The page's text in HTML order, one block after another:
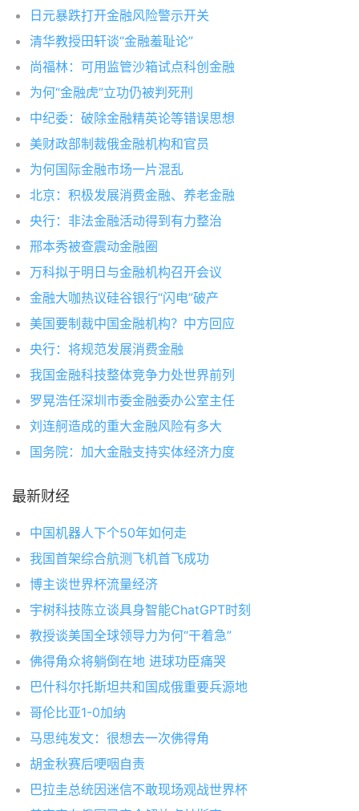
日元暴跌打开金融风险警示开关
清华教授田轩谈“金融羞耻论”
尚福林：可用监管沙箱试点科创金融
为何“金融虎”立功仍被判死刑
中纪委：破除金融精英论等错误思想
美财政部制裁俄金融机构和官员
为何国际金融市场一片混乱
北京：积极发展消费金融、养老金融
央行：非法金融活动得到有力整治
邢本秀被查震动金融圈
万科拟于明日与金融机构召开会议
金融大咖热议硅谷银行“闪电”破产
美国要制裁中国金融机构？中方回应
央行：将规范发展消费金融
我国金融科技整体竞争力处世界前列
罗晃浩任深圳市委金融委办公室主任
刘连舸造成的重大金融风险有多大
国务院：加大金融支持实体经济力度
最新财经
中国机器人下个50年如何走
我国首架综合航测飞机首飞成功
博主谈世界杯流量经济
宇树科技陈立谈具身智能ChatGPT时刻
教授谈美国全球领导力为何“干着急”
佛得角众将躺倒在地 进球功臣痛哭
巴什科尔托斯坦共和国成俄重要兵源地
哥伦比亚1-0加纳
马思纯发文：很想去一次佛得角
胡金秋赛后哽咽自责
巴拉圭总统因迷信不敢现场观战世界杯